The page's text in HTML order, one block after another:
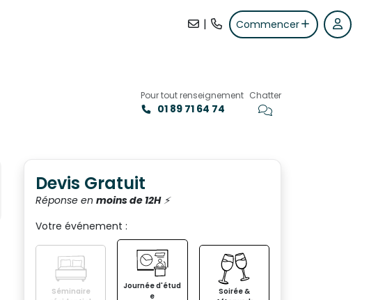
| Commencer
Pour tout renseignement
01 89 71 64 74
Chatter
Devis Gratuit
Réponse en moins de 12H⚡️
Votre événement :
Séminaire
Journée d'étud
e
Soirée &